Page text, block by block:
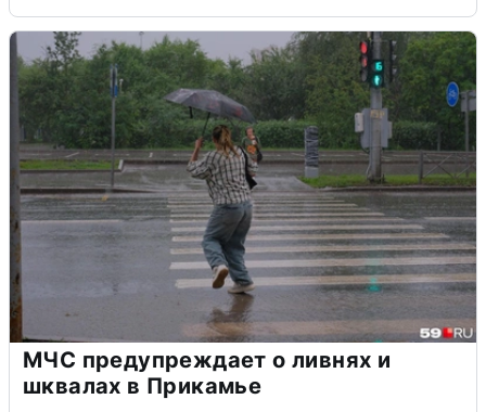
МЧС предупреждает о ливнях и
шквалах в Прикамье